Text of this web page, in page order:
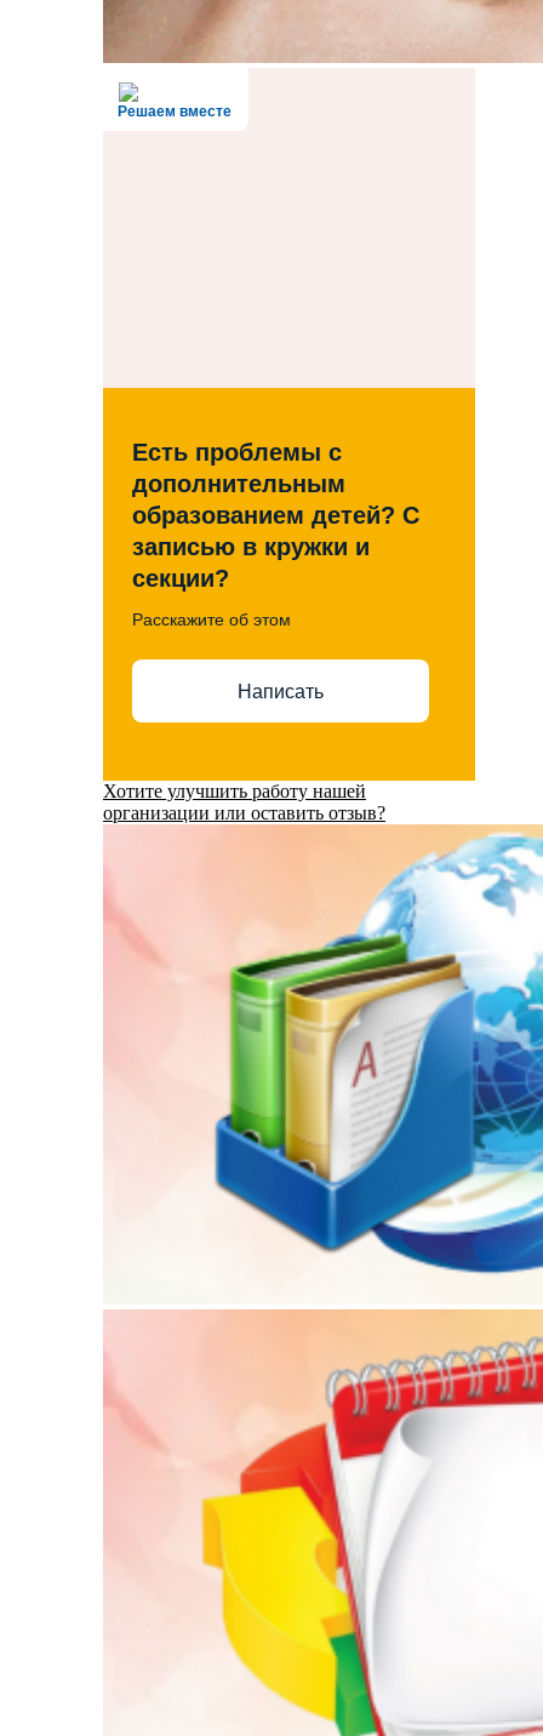
Решаем вместе
Есть проблемы с
дополнительным
образованием детей? С
записью в кружки и
секции?
Расскажите об этом
Написать
Хотите улучшить работу нашей
организации или оставить отзыв?